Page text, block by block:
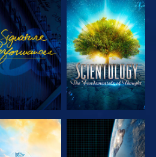
SE
UTFORSK
SERIEN
UTFORSK
SE